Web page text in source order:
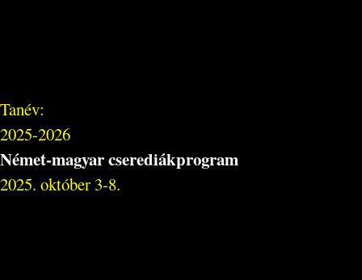
Tanév:
2025-2026
Német-magyar cserediákprogram
2025. október 3-8.